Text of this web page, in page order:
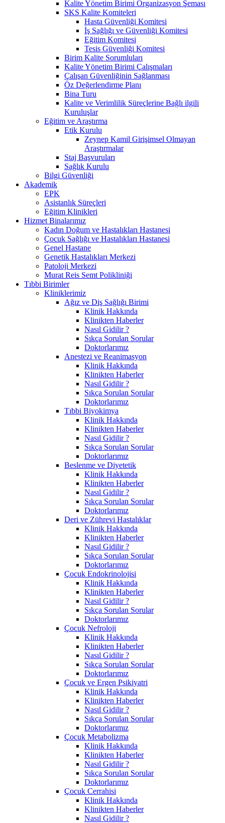
Kalite Yönetim Birimi Organizasyon Şeması
SKS Kalite Komiteleri
Hasta Güvenliği Komitesi
İş Sağlığı ve Güvenliği Komitesi
Eğitim Komitesi
Tesis Güvenliği Komitesi
Birim Kalite Sorumluları
Kalite Yönetim Birimi Çalışmaları
Çalışan Güvenliğinin Sağlanması
Öz Değerlendirme Planı
Bina Turu
Kalite ve Verimlilik Süreçlerine Bağlı ilgili
Kuruluşlar
Eğitim ve Araştırma
Etik Kurulu
Zeynep Kamil Girişimsel Olmayan
Araştırmalar
Staj Başvuruları
Sağlık Kurulu
Bilgi Güvenliği
Akademik
EPK
Asistanlık Süreçleri
Eğitim Klinikleri
Hizmet Binalarımız
Kadın Doğum ve Hastalıkları Hastanesi
Çocuk Sağlığı ve Hastalıkları Hastanesi
Genel Hastane
Genetik Hastalıkları Merkezi
Patoloji Merkezi
Murat Reis Semt Polikliniği
Tıbbi Birimler
Kliniklerimiz
Ağız ve Diş Sağlığı Birimi
Klinik Hakkında
Klinikten Haberler
Nasıl Gidilir ?
Sıkça Sorulan Sorular
Doktorlarımız
Anestezi ve Reanimasyon
Klinik Hakkında
Klinikten Haberler
Nasıl Gidilir ?
Sıkça Sorulan Sorular
Doktorlarımız
Tıbbi Biyokimya
Klinik Hakkında
Klinikten Haberler
Nasıl Gidilir ?
Sıkça Sorulan Sorular
Doktorlarımız
Beslenme ve Diyetetik
Klinik Hakkında
Klinikten Haberler
Nasıl Gidilir ?
Sıkça Sorulan Sorular
Doktorlarımız
Deri ve Zührevi Hastalıklar
Klinik Hakkında
Klinikten Haberler
Nasıl Gidilir ?
Sıkça Sorulan Sorular
Doktorlarımız
Çocuk Endokrinolojisi
Klinik Hakkında
Klinikten Haberler
Nasıl Gidilir ?
Sıkça Sorulan Sorular
Doktorlarımız
Çocuk Nefroloji
Klinik Hakkında
Klinikten Haberler
Nasıl Gidilir ?
Sıkça Sorulan Sorular
Doktorlarımız
Çocuk ve Ergen Psikiyatri
Klinik Hakkında
Klinikten Haberler
Nasıl Gidilir ?
Sıkça Sorulan Sorular
Doktorlarımız
Çocuk Metabolizma
Klinik Hakkında
Klinikten Haberler
Nasıl Gidilir ?
Sıkça Sorulan Sorular
Doktorlarımız
Çocuk Cerrahisi
Klinik Hakkında
Klinikten Haberler
Nasıl Gidilir ?